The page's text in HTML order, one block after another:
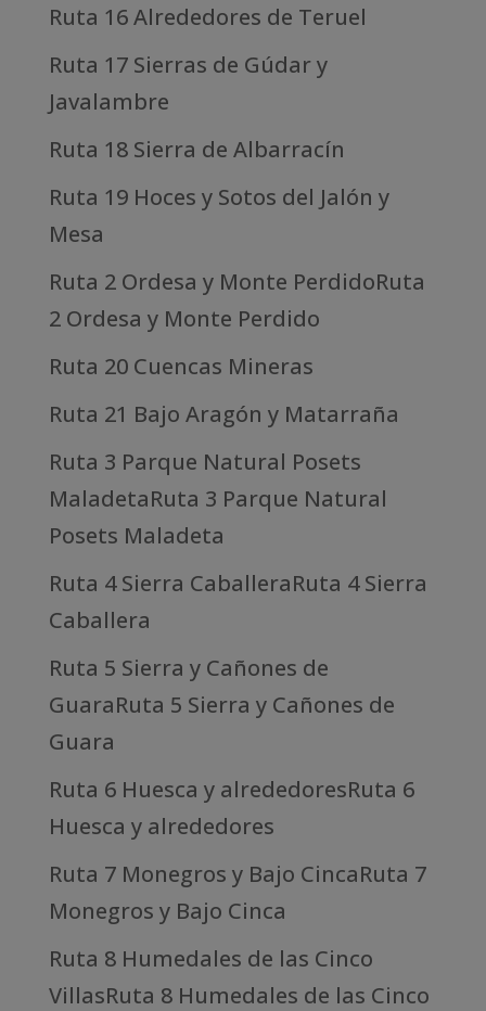
Ruta 16 Alrededores de Teruel
Ruta 17 Sierras de Gúdar y
Javalambre
Ruta 18 Sierra de Albarracín
Ruta 19 Hoces y Sotos del Jalón y
Mesa
Ruta 2 Ordesa y Monte PerdidoRuta
2 Ordesa y Monte Perdido
Ruta 20 Cuencas Mineras
Ruta 21 Bajo Aragón y Matarraña
Ruta 3 Parque Natural Posets
MaladetaRuta 3 Parque Natural
Posets Maladeta
Ruta 4 Sierra CaballeraRuta 4 Sierra
Caballera
Ruta 5 Sierra y Cañones de
GuaraRuta 5 Sierra y Cañones de
Guara
Ruta 6 Huesca y alrededoresRuta 6
Huesca y alrededores
Ruta 7 Monegros y Bajo CincaRuta 7
Monegros y Bajo Cinca
Ruta 8 Humedales de las Cinco
VillasRuta 8 Humedales de las Cinco